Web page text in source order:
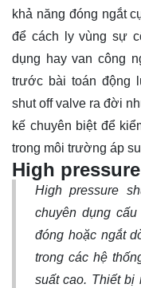
khả năng đóng ngắt
để cách ly vùng sự
dụng hay van công
trước bài toán động
shut off valve ra đời
kế chuyên biệt để
trong môi trường áp
High
High pressure
chuyên dụng
đóng hoặc ngắt
trong các hệ
suất cao. Thiết bị